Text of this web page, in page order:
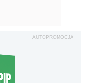
AUTOPROMOCJA